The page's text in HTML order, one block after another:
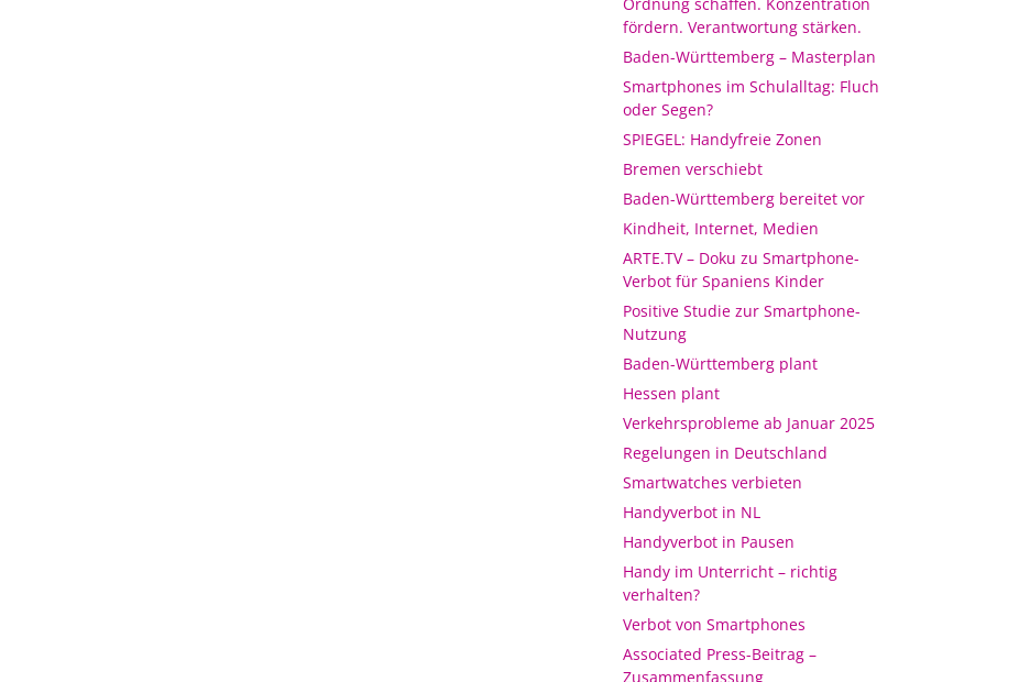
fördern. Verantwortung stärken.
Baden-Württemberg – Masterplan
Smartphones im Schulalltag: Fluch
oder Segen?
SPIEGEL: Handyfreie Zonen
Bremen verschiebt
Baden-Württemberg bereitet vor
Kindheit, Internet, Medien
ARTE.TV – Doku zu Smartphone-
Verbot für Spaniens Kinder
Positive Studie zur Smartphone-
Nutzung
Baden-Württemberg plant
Hessen plant
Verkehrsprobleme ab Januar 2025
Regelungen in Deutschland
Smartwatches verbieten
Handyverbot in NL
Handyverbot in Pausen
Handy im Unterricht – richtig
verhalten?
Verbot von Smartphones
Associated Press-Beitrag –
Zusammenfassung